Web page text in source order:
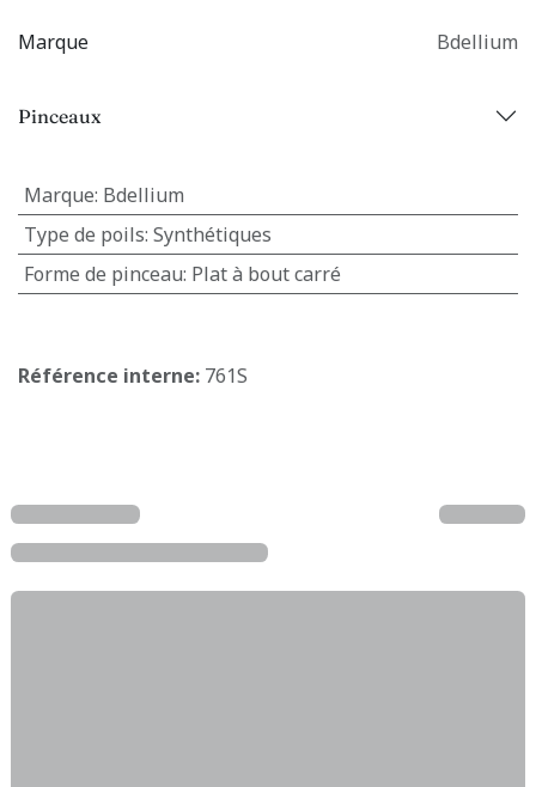
Marque Bdellium
Pinceaux
Marque: Bdellium
Type de poils: Synthétiques
Forme de pinceau: Plat à bout carré
Référence interne: 761S